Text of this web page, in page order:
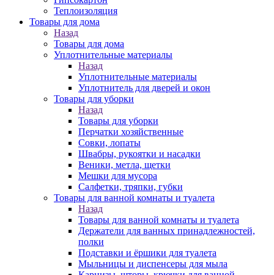
Теплоизоляция
Товары для дома
Назад
Товары для дома
Уплотнительные материалы
Назад
Уплотнительные материалы
Уплотнитель для дверей и окон
Товары для уборки
Назад
Товары для уборки
Перчатки хозяйственные
Совки, лопаты
Швабры, рукоятки и насадки
Веники, метла, щетки
Мешки для мусора
Салфетки, тряпки, губки
Товары для ванной комнаты и туалета
Назад
Товары для ванной комнаты и туалета
Держатели для ванных принадлежностей,
полки
Подставки и ёршики для туалета
Мыльницы и диспенсеры для мыла